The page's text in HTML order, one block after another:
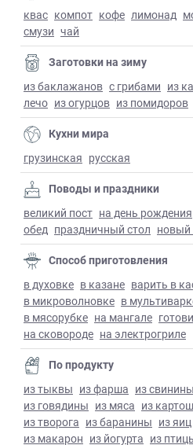
квас компот кофе лимонад
смузи чай
Заготовки на зиму
из баклажанов с грибами из
лечо из огурцов из помидоров
Кухни мира
грузинская русская
Поводы и праздники
великий пост на день рождения
обед праздничный стол новый
Способ приготовления
в духовке в казане варить в
в микроволновке в
в мясорубке на мангале
на сковороде на электрогриле
По продукту
из тыквы из фарша из свинины
из говядины из мяса из
из творога из баранины из яиц
из макарон из йогурта из